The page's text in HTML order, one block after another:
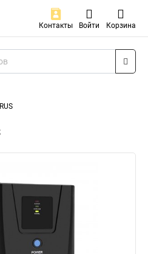
Контакты Войти Корзина